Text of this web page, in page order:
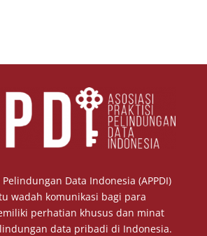
Data Indonesia (APPDI)
wadah komunikasi bagi para
perhatian khusus dan minat
data pribadi di Indonesia.